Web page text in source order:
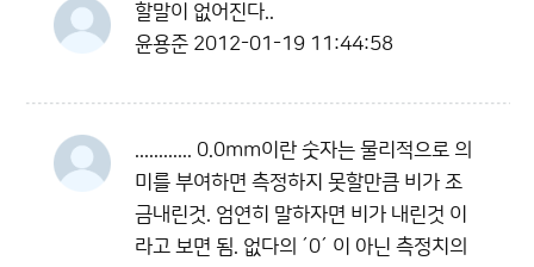
할말이 없어진다..
윤용준 2012-01-19 11:44:58
............ 0.0mm이란 숫자는 물리적으로 의
미를 부여하면 측정하지 못할만큼 비가 조
금내린것. 엄연히 말하자면 비가 내린것 이
라고 보면 됨. 없다의 ´0´ 이 아닌 측정치의